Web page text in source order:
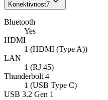
Konektivnost7
Bluetooth
Yes
HDMI
1 (HDMI (Type A))
LAN
1 (RJ 45)
Thunderbolt 4
1 (USB Type C)
USB 3.2 Gen 1